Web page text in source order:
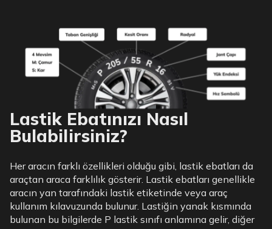
Lastik Ebatınızı Nasıl
Bulabilirsiniz?
Her aracın farklı özellikleri olduğu gibi, lastik ebatları da
araçtan araca farklılık gösterir. Lastik ebatları genellikle
aracın yan tarafındaki lastik etiketinde veya araç
kullanım kılavuzunda bulunur. Lastiğin yanak kısmında
bulunan bu bilgilerde P lastik sınıfı anlamına gelir, diğer